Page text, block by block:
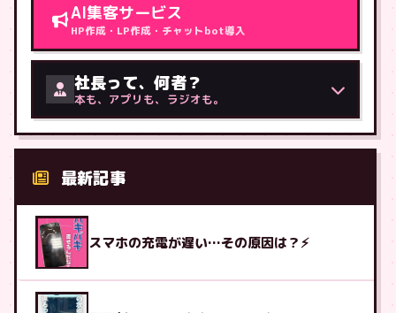
AI集客サービス
HP作成・LP作成・チャットbot導入
社長って、何者？
本も、アプリも、ラジオも。
最新記事
スマホの充電が遅い…その原因は？⚡